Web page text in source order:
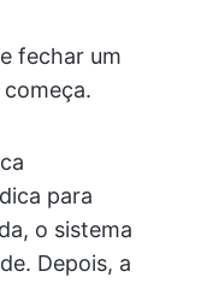
fechar um
para
o sistema
Depois, a